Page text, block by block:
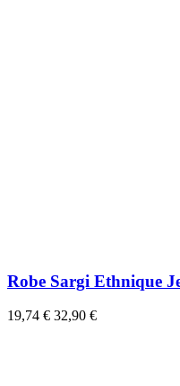
Robe Sargi Ethnique
19,74 € 32,90 €